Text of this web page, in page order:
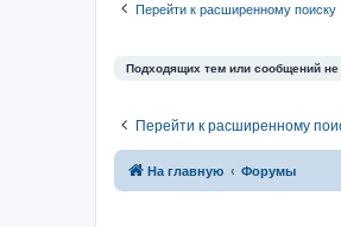
Перейти к расширенному поиску
Подходящих тем или сообщений не
Перейти к расширенному
На главную Форумы